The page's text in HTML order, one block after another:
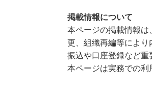
掲載情報について
本ページの掲載情報
更、組織再編等により
振込や口座登録など重
本ページは実務での利